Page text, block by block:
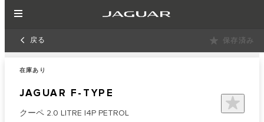
戻る 保存済み
在庫あり
JAGUAR F-TYPE
クーペ 2.0 LITRE I4P PETROL